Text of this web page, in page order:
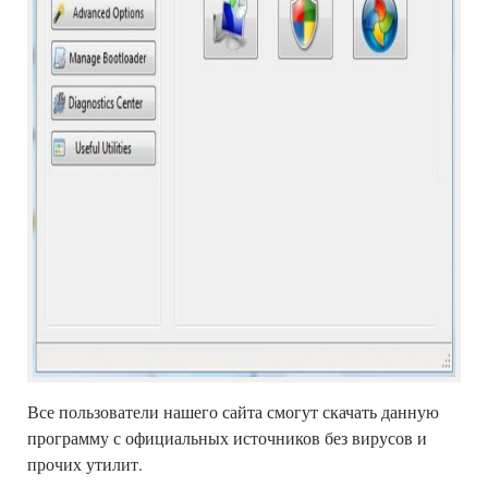
Все пользователи нашего сайта смогут скачать данную
программу с официальных источников без вирусов и
прочих утилит.